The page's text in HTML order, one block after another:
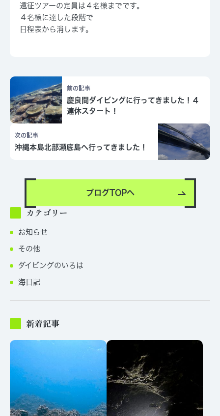
遠征ツアーの定員は４名様までです。
４名様に達した段階で
日程表から消します。
前の記事
慶良間ダイビングに行ってきました！４
連休スタート！
次の記事
沖縄本島北部瀬底島へ行ってきました！
ブログTOPへ
カテゴリー
お知らせ
その他
ダイビングのいろは
海日記
新着記事